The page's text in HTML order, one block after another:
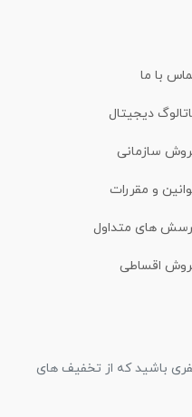
با ما
دیجیتال
سازمانی
و مقررات
های متداول
اقساطی
باشید که از تخفیف های